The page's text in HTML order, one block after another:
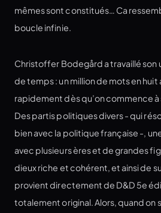
mêmes sont constitués… Ca
boucle infinie.
Christoffer Bodegård a travaillé son
de temps : un million de mots en huit
rapidement dès qu’on commence à
Des partis politiques divers - qui
bien avec la politique française -,
avec plusieurs ères et de grandes
dieux riche et cohérent, et ainsi de
provient directement de D&D 5e
totalement original. Alors, quand on